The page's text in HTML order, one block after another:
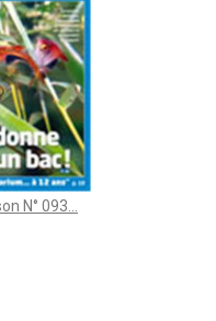
N° 093...